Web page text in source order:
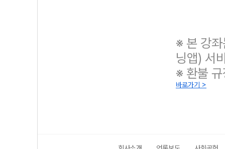
※ 본 강
닝앱) 서
※ 환불
바로가기 >